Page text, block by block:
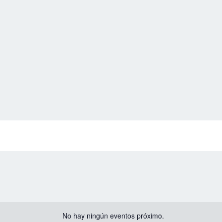
No hay ningún eventos próximo.